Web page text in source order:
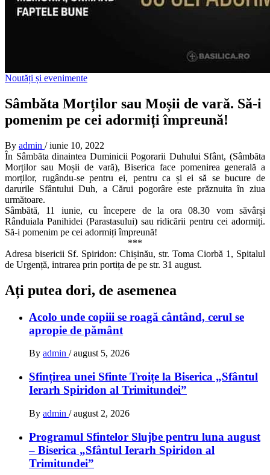
Noutăți și evenimente
Sâmbăta Morților sau Moșii de vară. Să-i
pomenim pe cei adormiți împreună!
By admin / iunie 10, 2022
În Sâmbăta dinaintea Duminicii Pogorarii Duhului Sfânt, (Sâmbăta
Morților sau Moșii de vară), Biserica face pomenirea generală a
morților, rugându-se pentru ei, pentru ca și ei să se bucure de
darurile Sfântului Duh, a Cărui pogorâre este prăznuita în ziua
următoare.
Sâmbătă, 11 iunie, cu începere de la ora 08.30 vom săvârși
Rânduiala Panihidei (Parastasului) sau ridicării pentru cei adormiți.
Să-i pomenim pe cei adormiți împreună!
***
Adresa bisericii Sf. Spiridon: Chișinău, str. Toma Ciorbă 1, Spitalul
de Urgență, intrarea prin portița de pe str. 31 august.
Ați putea dori, de asemenea
Acolo unde copiii se roagă cântând, cerul se
apropie de pământ
By admin / august 5, 2026
Sfințirea unei Sfinte Troițe la Biserica „Sfântul
Ierarh Spiridon al Trimitundei”
By admin / august 2, 2026
Programul Sfintelor Slujbe pentru luna august
– Biserica „Sfântul Ierarh Spiridon al
Trimitundei”